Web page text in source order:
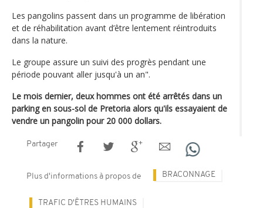
Les pangolins passent dans un programme de libération
et de réhabilitation avant d’être lentement réintroduits
dans la nature.
Le groupe assure un suivi des progrès pendant une
période pouvant aller jusqu'à un an".
Le mois dernier, deux hommes ont été arrêtés dans un
parking en sous-sol de Pretoria alors qu'ils essayaient de
vendre un pangolin pour 20 000 dollars.
Partager
Plus d'informations à propos de BRACONNAGE
TRAFIC D'ÊTRES HUMAINS